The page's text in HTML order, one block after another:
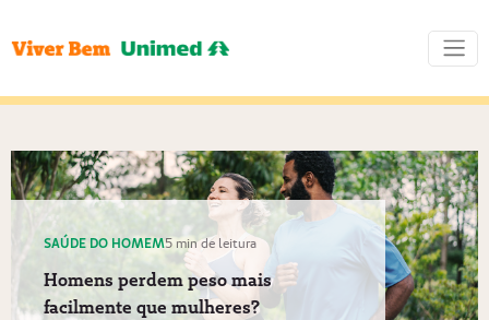
SAÚDE DO HOMEM5 min de leitura
Homens perdem peso mais
facilmente que mulheres?